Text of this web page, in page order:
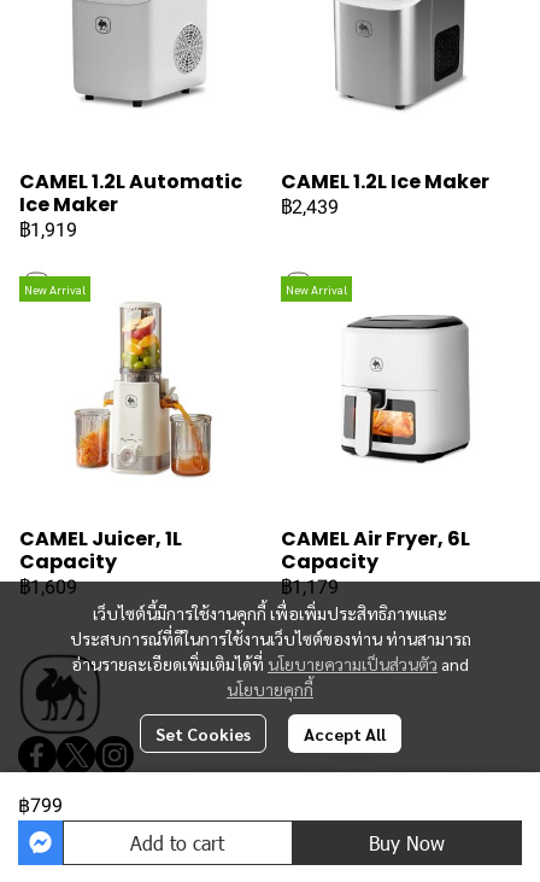
CAMEL 1.2L Automatic
Ice Maker
฿1,919
CAMEL 1.2L Ice Maker
฿2,439
New Arrival
CAMEL Juicer, 1L
Capacity
฿1,609
New Arrival
CAMEL Air Fryer, 6L
Capacity
฿1,179
฿799
Add to cart Buy Now
เว็บไซต์นี้มีการใช้งานคุกกี้ เพื่อเพิ่มประสิทธิภาพและ
ประสบการณ์ที่ดีในการใช้งานเว็บไซต์ของท่าน ท่านสามารถ
อ่านรายละเอียดเพิ่มเติมได้ที่ นโยบายความเป็นส่วนตัว and
นโยบายคุกกี้
Set Cookies Accept All
Copyright 2023 | All Rights Reserved | Powered by MWE
Powered By MakeWebEasy